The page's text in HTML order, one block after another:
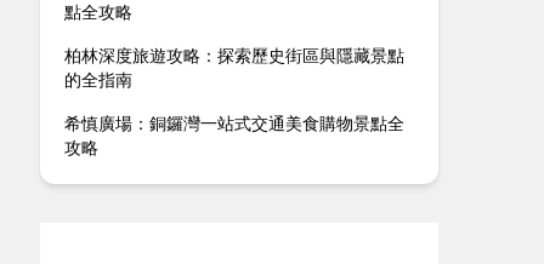
點全攻略
柏林深度旅遊攻略：探索歷史街區與隱藏景點
的全指南
希慎廣場：銅鑼灣一站式交通美食購物景點全
攻略